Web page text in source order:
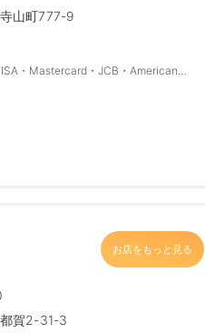
山町777-9
・Mastercard・JCB・American
お店をもっと見る
賀2-31-3